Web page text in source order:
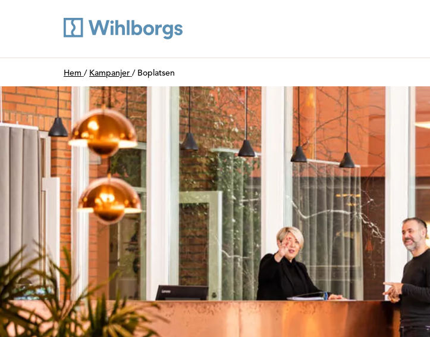
Du är här:
Hem / Kampanjer / Boplatsen